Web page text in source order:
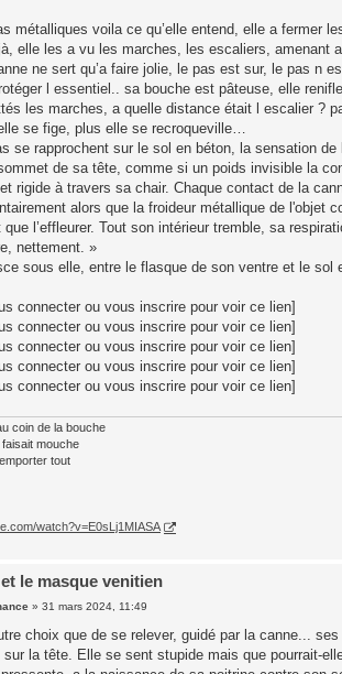
métalliques voila ce qu’elle entend, elle a fermer
elle les a vu les marches, les escaliers, amenant
ne sert qu’a faire jolie, le pas est sur, le pas n
l essentiel.. sa bouche est pâteuse, elle
les marches, a quelle distance était l escalier ?
se fige, plus elle se recroqueville…
se rapprochent sur le sol en béton, la sensation
de sa tête, comme si un poids invisible la
rigide à travers sa chair. Chaque contact de la
alors que la froideur métallique de
que l’effleurer. Tout son intérieur tremble, sa
nettement. »
sous elle, entre le flasque de son ventre et le
connecter ou vous inscrire pour voir ce lien]
connecter ou vous inscrire pour voir ce lien]
connecter ou vous inscrire pour voir ce lien]
connecter ou vous inscrire pour voir ce lien]
connecter ou vous inscrire pour voir ce lien]
coin de la bouche
mouche
tout
watch?v=E0sLj1MIASA
le masque venitien
»31 mars 2024, 11:49
choix que de se relever, guidé par la canne...
la tête. Elle se sent stupide mais que pourrait-